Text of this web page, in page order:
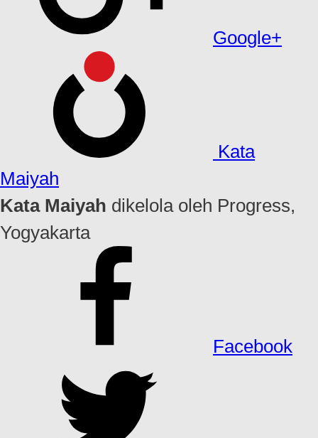
Google+
Kata
Maiyah
Kata Maiyah dikelola oleh Progress,
Yogyakarta
Facebook